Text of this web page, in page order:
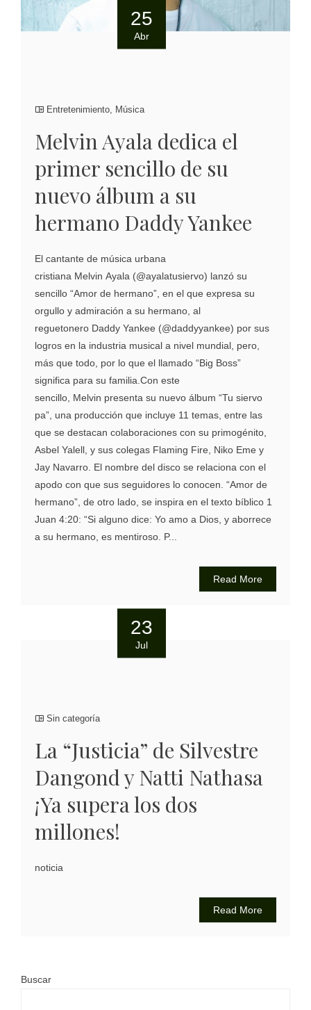
25
Abr
Entretenimiento, Música
Melvin Ayala dedica el
primer sencillo de su
nuevo álbum a su
hermano Daddy Yankee
El cantante de música urbana
cristiana Melvin Ayala (@ayalatusiervo) lanzó su
sencillo “Amor de hermano”, en el que expresa su
orgullo y admiración a su hermano, al
reguetonero Daddy Yankee (@daddyyankee) por sus
logros en la industria musical a nivel mundial, pero,
más que todo, por lo que el llamado “Big Boss”
significa para su familia.Con este
sencillo, Melvin presenta su nuevo álbum “Tu siervo
pa”, una producción que incluye 11 temas, entre las
que se destacan colaboraciones con su primogénito,
Asbel Yalell, y sus colegas Flaming Fire, Niko Eme y
Jay Navarro. El nombre del disco se relaciona con el
apodo con que sus seguidores lo conocen. “Amor de
hermano”, de otro lado, se inspira en el texto bíblico 1
Juan 4:20: “Si alguno dice: Yo amo a Dios, y aborrece
a su hermano, es mentiroso. P...
Read More
23
Jul
Sin categoría
La “Justicia” de Silvestre
Dangond y Natti Nathasa
¡Ya supera los dos
millones!
noticia
Read More
Buscar